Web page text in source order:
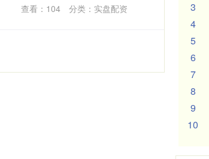
查看： 104 分类： 实盘配资 3
4
5
6
7
8
9
10